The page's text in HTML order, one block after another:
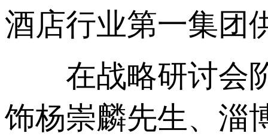
酒店行业第一集团供
在战略研讨会阶段
饰杨崇麟先生、